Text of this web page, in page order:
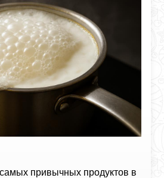
привычных продуктов в